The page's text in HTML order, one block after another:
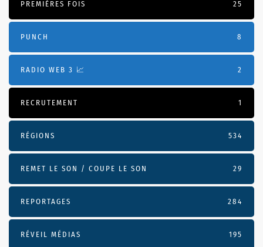
PREMIÈRES FOIS 25
PUNCH 8
RADIO WEB 3 📈 2
RECRUTEMENT 1
RÉGIONS 534
REMET LE SON / COUPE LE SON 29
REPORTAGES 284
RÉVEIL MÉDIAS 195